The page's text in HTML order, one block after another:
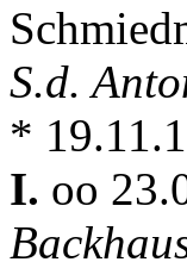
S.d.
*
I. oo